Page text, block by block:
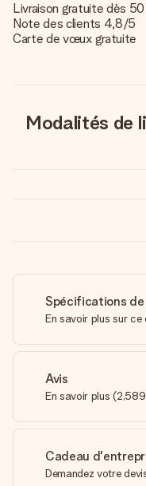
Livraison gratuite dès
Note des clients 4,8/5
Carte de vœux gratuite
Modalités de
Spécifications
En savoir plus sur ce
Avis
En savoir plus (2,589
Cadeau
Demandez votre